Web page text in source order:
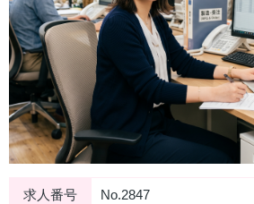
求人番号 No.2847